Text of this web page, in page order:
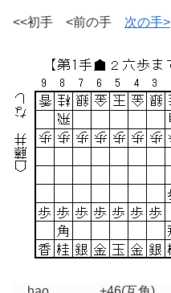
<<初手 <前の手 次の手>